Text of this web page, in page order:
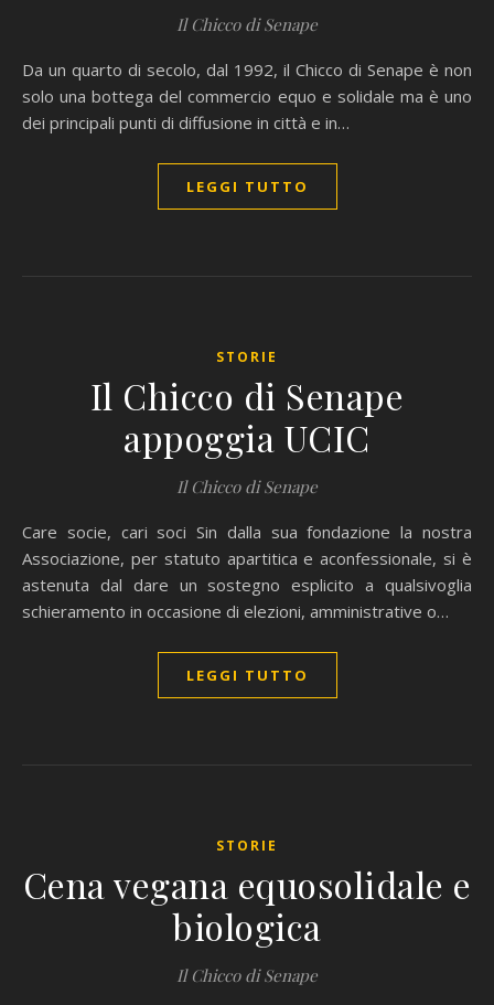
Il Chicco di Senape
Da un quarto di secolo, dal 1992, il Chicco di Senape è non
solo una bottega del commercio equo e solidale ma è uno
dei principali punti di diffusione in città e in…
LEGGI TUTTO
STORIE
Il Chicco di Senape
appoggia UCIC
Il Chicco di Senape
Care socie, cari soci Sin dalla sua fondazione la nostra
Associazione, per statuto apartitica e aconfessionale, si è
astenuta dal dare un sostegno esplicito a qualsivoglia
schieramento in occasione di elezioni, amministrative o…
LEGGI TUTTO
STORIE
Cena vegana equosolidale e
biologica
Il Chicco di Senape